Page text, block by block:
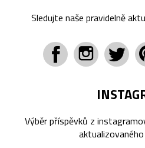
Sledujte naše pravidelně
Výběr příspěvků z